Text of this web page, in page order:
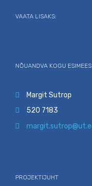
VAATA LISAKS:
NÕUANDVA KOGU ESIMEES
 Margit Sutrop
 520 7183

PROJEKTIJUHT